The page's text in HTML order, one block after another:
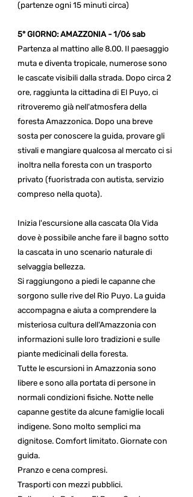
(partenze ogni 15 minuti circa)
5° GIORNO: AMAZZONIA - 1/06 sab
Partenza al mattino alle 8.00. Il paesaggio
muta e diventa tropicale, numerose sono
le cascate visibili dalla strada. Dopo circa 2
ore, raggiunta la cittadina di El Puyo, ci
ritroveremo già nell'atmosfera della
foresta Amazzonica. Dopo una breve
sosta per conoscere la guida, provare gli
stivali e mangiare qualcosa al mercato ci si
inoltra nella foresta con un trasporto
privato (fuoristrada con autista, servizio
compreso nella quota).
Inizia l'escursione alla cascata Ola Vida
dove è possibile anche fare il bagno sotto
la cascata in uno scenario naturale di
selvaggia bellezza.
Si raggiungono a piedi le capanne che
sorgono sulle rive del Rio Puyo. La guida
accompagna e aiuta a comprendere la
misteriosa cultura dell'Amazzonia con
informazioni sulle loro tradizioni e sulle
piante medicinali della foresta.
Tutte le escursioni in Amazzonia sono
libere e sono alla portata di persone in
normali condizioni fisiche. Notte nelle
capanne gestite da alcune famiglie locali
indigene. Sono molto semplici ma
dignitose. Comfort limitato. Giornate con
guida.
Pranzo e cena compresi.
Trasporti con mezzi pubblici.